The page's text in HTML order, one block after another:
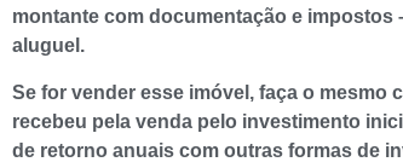
montante com documentação e impostos
aluguel.
Se for vender esse imóvel, faça o mesmo
recebeu pela venda pelo investimento
de retorno anuais com outras formas de